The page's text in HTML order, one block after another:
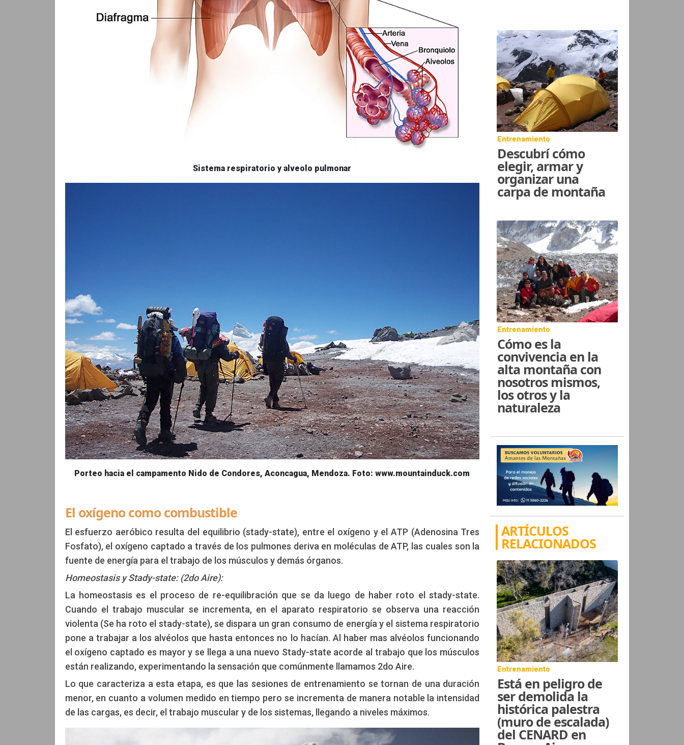
Sistema respiratorio y alveolo pulmonar
Porteo hacia el campamento Nido de Condores, Aconcagua, Mendoza. Foto: www.mountainduck.com
El oxígeno como combustible
El esfuerzo aeróbico resulta del equilibrio (stady-state), entre el oxígeno y el ATP (Adenosina Tres
Fosfato), el oxígeno captado a través de los pulmones deriva en moléculas de ATP, las cuales son la
fuente de energía para el trabajo de los músculos y demás órganos.
Homeostasis y Stady-state: (2do Aire):
La homeostasis es el proceso de re-equilibración que se da luego de haber roto el stady-state.
Cuando el trabajo muscular se incrementa, en el aparato respiratorio se observa una reacción
violenta (Se ha roto el stady-state), se dispara un gran consumo de energía y el sistema respiratorio
pone a trabajar a los alvéolos que hasta entonces no lo hacían. Al haber mas alvéolos funcionando
el oxígeno captado es mayor y se llega a una nuevo Stady-state acorde al trabajo que los músculos
están realizando, experimentando la sensación que comúnmente llamamos 2do Aire.
Lo que caracteriza a esta etapa, es que las sesiones de entrenamiento se tornan de una duración
menor, en cuanto a volumen medido en tiempo pero se incrementa de manera notable la intensidad
de las cargas, es decir, el trabajo muscular y de los sistemas, llegando a niveles máximos.
Entrenamiento
Descubrí cómo
elegir, armar y
organizar una
carpa de montaña
Entrenamiento
Cómo es la
convivencia en la
alta montaña con
nosotros mismos,
los otros y la
naturaleza
ARTÍCULOS
RELACIONADOS
Entrenamiento
Está en peligro de
ser demolida la
histórica palestra
(muro de escalada)
del CENARD en